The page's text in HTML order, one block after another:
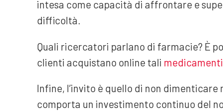
intesa come capacità di affrontare e
difficoltà.
Quali ricercatori parlano di farmacie? È
clienti acquistano online tali
Infine, l’invito è quello di non
comporta un investimento continuo del